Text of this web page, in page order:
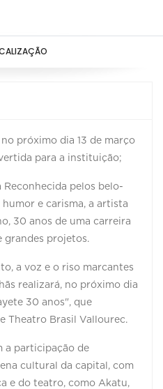
próximo dia 13 de março
para a instituição;
Reconhecida pelos belo-
e carisma, a artista
30 anos de uma carreira
grandes projetos.
a voz e o riso marcantes
realizará, no próximo dia
30 anos", que
Theatro Brasil Vallourec.
a participação de
cultural da capital, com
e do teatro, como Akatu,